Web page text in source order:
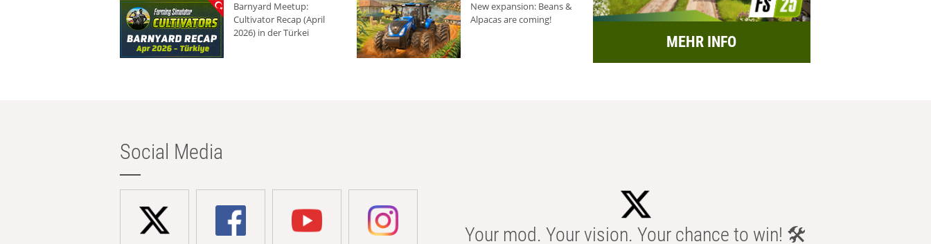
Barnyard Meetup:
Cultivator Recap (April
2026) in der Türkei
New expansion: Beans &
Alpacas are coming!
MEHR INFO
Social Media
Your mod. Your vision. Your chance to win! 🛠️